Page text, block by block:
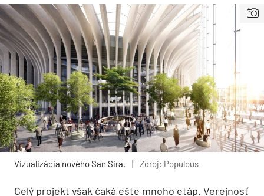
Vizualizácia nového San Sira. | Zdroj: Populous
Celý projekt však čaká ešte mnoho etáp. Verejnosť